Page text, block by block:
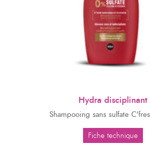
Hydra disciplinant
Shampooing sans sulfate
Fiche technique